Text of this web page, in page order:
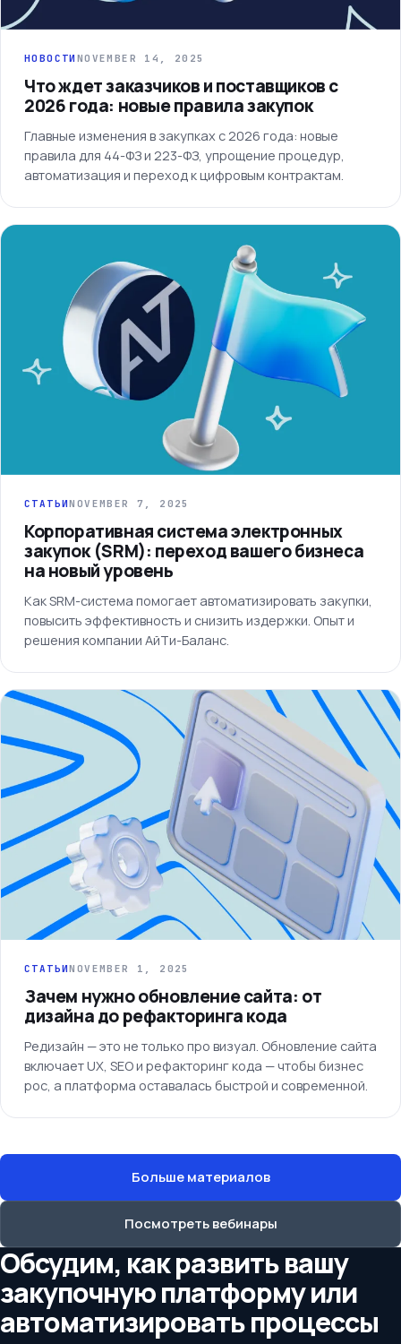
НОВОСТИ NOVEMBER 14, 2025
Что ждет заказчиков и поставщиков с
2026 года: новые правила закупок
Главные изменения в закупках с 2026 года: новые
правила для 44-ФЗ и 223-ФЗ, упрощение процедур,
автоматизация и переход к цифровым контрактам.
СТАТЬИNOVEMBER 7, 2025
Корпоративная система электронных
закупок (SRM): переход вашего бизнеса
на новый уровень
Как SRM-система помогает автоматизировать закупки,
повысить эффективность и снизить издержки. Опыт и
решения компании АйТи-Баланс.
СТАТЬИNOVEMBER 1, 2025
Зачем нужно обновление сайта: от
дизайна до рефакторинга кода
Редизайн — это не только про визуал. Обновление сайта
включает UX, SEO и рефакторинг кода — чтобы бизнес
рос, а платформа оставалась быстрой и современной.
Больше материалов
Посмотреть вебинары
Обсудим, как развить вашу
закупочную платформу или
автоматизировать процессы